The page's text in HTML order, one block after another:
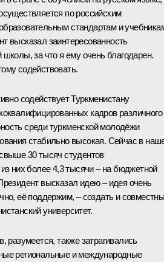
по российским
стандартам и
высказал заинтересованность
школы, за что я ему очень благодарен.
содействовать.
содействует Туркменистану
кадров различного
среди туркменской молодёжи
стабильно высокая. Сейчас в
30 тысяч студентов
них более 4,3 тысячи – на бюджетной
высказал идею – идея очень
её поддержим, – создать и
университет.
разумеется, также затрагивались
региональные и международные